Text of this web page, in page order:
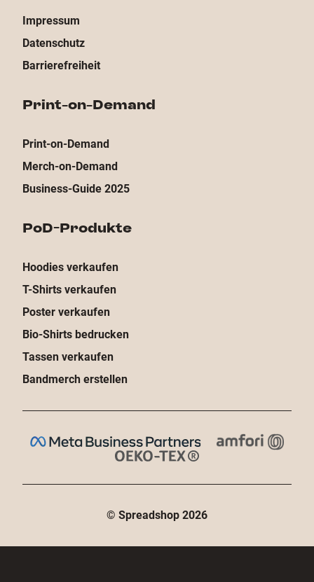
Impressum
Datenschutz
Barrierefreiheit
Print-on-Demand
Print-on-Demand
Merch-on-Demand
Business-Guide 2025
PoD-Produkte
Hoodies verkaufen
T-Shirts verkaufen
Poster verkaufen
Bio-Shirts bedrucken
Tassen verkaufen
Bandmerch erstellen
© Spreadshop 2026